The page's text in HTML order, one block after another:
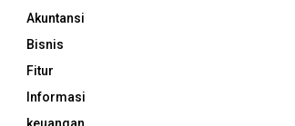
Akuntansi
Bisnis
Fitur
Informasi